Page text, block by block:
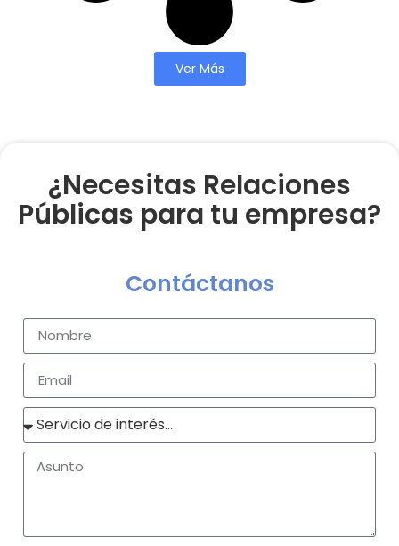
Ver Más
¿Necesitas Relaciones
Públicas para tu empresa?
Contáctanos